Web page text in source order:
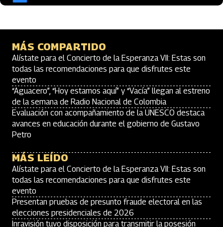
MÁS COMPARTIDO
Alístate para el Concierto de la Esperanza VII: Estas son
todas las recomendaciones para que disfrutes este
evento
“Aguacero”, “Hoy estamos aquí” y “Vacía” llegan al estreno
de la semana de Radio Nacional de Colombia
Evaluación con acompañamiento de la UNESCO destaca
avances en educación durante el gobierno de Gustavo
Petro
MÁS LEÍDO
Alístate para el Concierto de la Esperanza VII: Estas son
todas las recomendaciones para que disfrutes este
evento
Presentan pruebas de presunto fraude electoral en las
elecciones presidenciales de 2026
Inravisión tuvo disposición para transmitir la posesión